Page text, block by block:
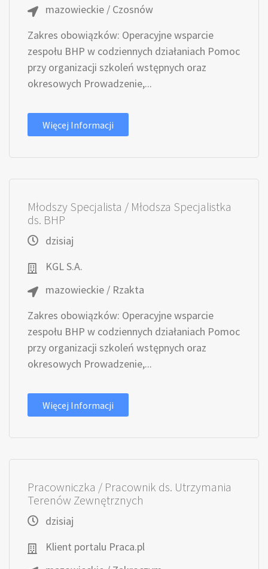
mazowieckie / Czosnów
Zakres obowiązków: Operacyjne wsparcie
zespołu BHP w codziennych działaniach Pomoc
przy organizacji szkoleń wstępnych oraz
okresowych Prowadzenie,...
Więcej Informacji
Młodszy Specjalista / Młodsza Specjalistka
ds. BHP
dzisiaj
KGL S.A.
mazowieckie / Rzakta
Zakres obowiązków: Operacyjne wsparcie
zespołu BHP w codziennych działaniach Pomoc
przy organizacji szkoleń wstępnych oraz
okresowych Prowadzenie,...
Więcej Informacji
Pracowniczka / Pracownik ds. Utrzymania
Terenów Zewnętrznych
dzisiaj
Klient portalu Praca.pl